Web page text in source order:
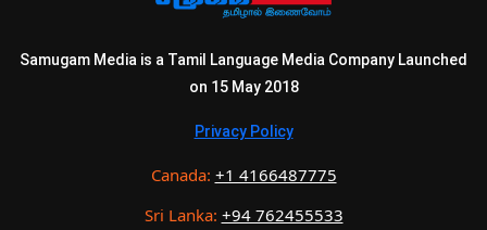
Samugam Media is a Tamil Language Media Company Launched
on 15 May 2018
Privacy Policy
Canada: +1 4166487775
Sri Lanka: +94 762455533